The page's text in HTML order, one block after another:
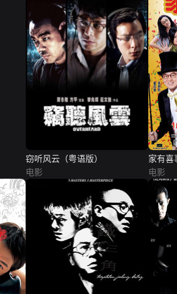
窃听风云（粤语版）
电影
家有喜
电影